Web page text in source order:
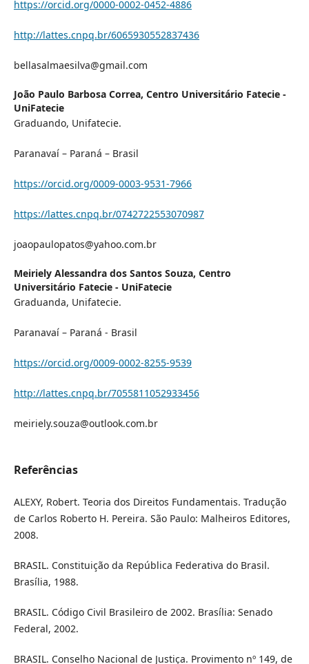
https://orcid.org/0000-0002-0452-4886
http://lattes.cnpq.br/6065930552837436
bellasalmaesilva@gmail.com
João Paulo Barbosa Correa, Centro Universitário Fatecie -
UniFatecie
Graduando, Unifatecie.
Paranavaí – Paraná – Brasil
https://orcid.org/0009-0003-9531-7966
https://lattes.cnpq.br/0742722553070987
joaopaulopatos@yahoo.com.br
Meiriely Alessandra dos Santos Souza, Centro
Universitário Fatecie - UniFatecie
Graduanda, Unifatecie.
Paranavaí – Paraná - Brasil
https://orcid.org/0009-0002-8255-9539
http://lattes.cnpq.br/7055811052933456
meiriely.souza@outlook.com.br
Referências
ALEXY, Robert. Teoria dos Direitos Fundamentais. Tradução
de Carlos Roberto H. Pereira. São Paulo: Malheiros Editores,
2008.
BRASIL. Constituição da República Federativa do Brasil.
Brasília, 1988.
BRASIL. Código Civil Brasileiro de 2002. Brasília: Senado
Federal, 2002.
BRASIL. Conselho Nacional de Justiça. Provimento nº 149, de